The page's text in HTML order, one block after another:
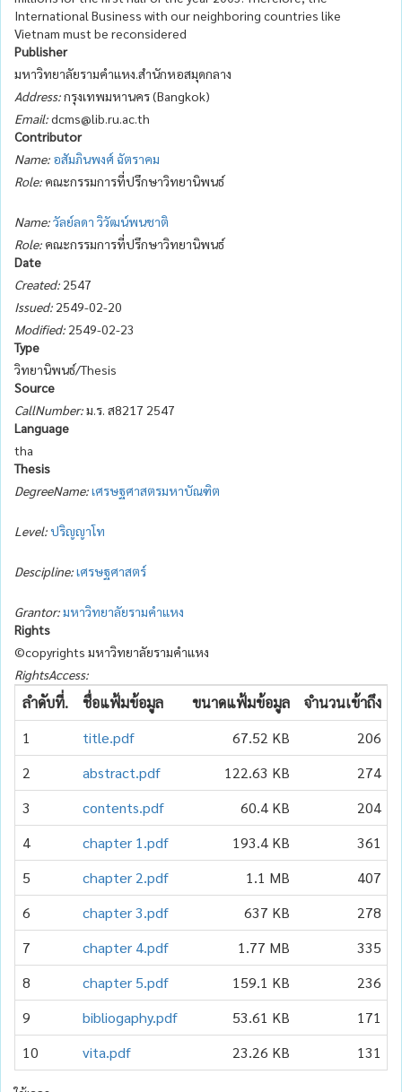
International Business with our neighboring countries like
Vietnam must be reconsidered
Publisher
มหาวิทยาลัยรามคำแหง.สำนักหอสมุดกลาง
Address:กรุงเทพมหานคร (Bangkok)
Email:dcms@lib.ru.ac.th
Contributor
Name: อสัมภินพงศ์ ฉัตราคม
Role: คณะกรรมการที่ปรึกษาวิทยานิพนธ์
Name:วัลย์ลดา วิวัฒน์พนชาติ
Role: คณะกรรมการที่ปรึกษาวิทยานิพนธ์
Date
Created: 2547
Issued: 2549-02-20
Modified: 2549-02-23
Type
วิทยานิพนธ์/Thesis
Source
CallNumber:ม.ร. ส8217 2547
Language
tha
Thesis
DegreeName:เศรษฐศาสตรมหาบัณฑิต
Level:ปริญญาโท
Descipline:เศรษฐศาสตร์
Grantor:มหาวิทยาลัยรามคำแหง
Rights
©copyrights มหาวิทยาลัยรามคำแหง
RightsAccess:
ลำดับที่. ชื่อแฟ้มข้อมูล ขนาดแฟ้มข้อมูล จำนวนเข้าถึง
1
title.pdf 67.52 KB 206
2
abstract.pdf 122.63 KB 274
3
contents.pdf 60.4 KB 204
4
chapter 1.pdf 193.4 KB 361
5
chapter 2.pdf 1.1 MB 407
6
chapter 3.pdf 637 KB 278
7
chapter 4.pdf 1.77 MB 335
8
chapter 5.pdf 159.1 KB 236
9
bibliogaphy.pdf 53.61 KB 171
10
vita.pdf 23.26 KB 131